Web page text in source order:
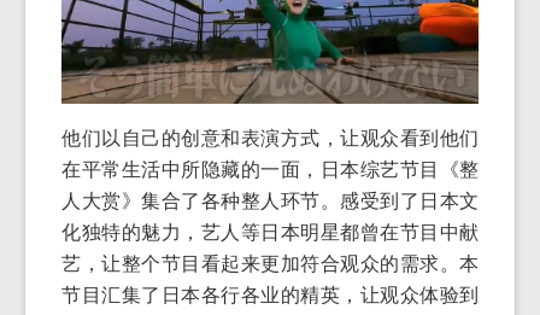
他们以自己的创意和表演方式，让观众看到他们
在平常生活中所隐藏的一面，日本综艺节目《整
人大赏》集合了各种整人环节。感受到了日本文
化独特的魅力，艺人等日本明星都曾在节目中献
艺，让整个节目看起来更加符合观众的需求。本
节目汇集了日本各行各业的精英，让观众体验到